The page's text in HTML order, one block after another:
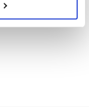
revocare in